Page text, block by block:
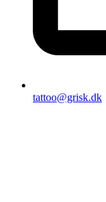
tattoo@grisk.dk